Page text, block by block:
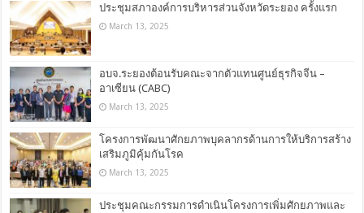
ประชุมสภาองค์การบริหารส่วนจังหวัดระยอง ครั้งแรก
March 13, 2025
อบจ.ระยองต้อนรับคณะจากตัวแทนศูนย์ธุรกิจจีน –
อาเซียน (CABC)
March 13, 2025
โครงการพัฒนาศักยภาพบุคลากรด้านการให้บริการสร้าง
เสริมภูมิคุ้มกันโรค
March 13, 2025
ประชุมคณะกรรมการดำเนินโครงการเพิ่มศักยภาพและ